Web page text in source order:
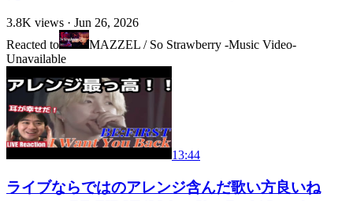
3.8K views · Jun 26, 2026
Reacted to
MAZZEL / So Strawberry -Music Video-
Unavailable
13:44
ライブならではのアレンジ含んだ歌い方良いね